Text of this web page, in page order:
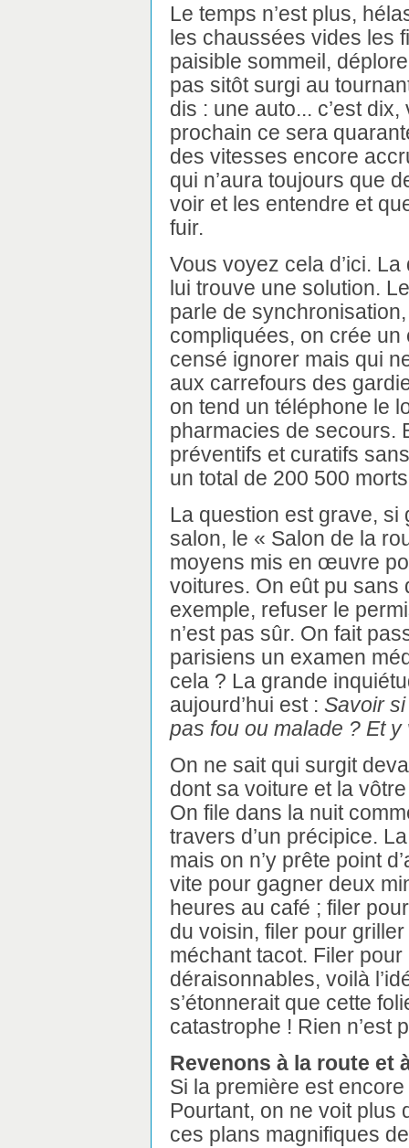
Le temps n’est plus,
les chaussées vides les
paisible sommeil,
pas sitôt surgi au
dis : une auto... c’est dix,
prochain ce sera
des vitesses encore
qui n’aura toujours que
voir et les entendre et
fuir.
Vous voyez cela d’ici.
lui trouve une solution.
parle de
compliquées, on crée un
censé ignorer mais qui
aux carrefours des
on tend un téléphone le
pharmacies de secours.
préventifs et curatifs
un total de 200 500
La question est grave, si
salon, le « Salon de la
moyens mis en œuvre
voitures. On eût pu sans
exemple, refuser le
n’est pas sûr. On fait
parisiens un examen
cela ? La grande
aujourd’hui est : Savoir
pas fou ou malade ? Et y
On ne sait qui surgit
dont sa voiture et la
On file dans la nuit
travers d’un précipice.
mais on n’y prête point
vite pour gagner deux
heures au café ; filer
du voisin, filer pour
méchant tacot. Filer
déraisonnables, voilà
s’étonnerait que cette
catastrophe ! Rien n’est
Revenons à la route et
Si la première est
Pourtant, on ne voit plus
ces plans magnifiques